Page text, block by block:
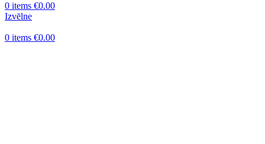
0 items €0.00
Izvēlne
0 items €0.00